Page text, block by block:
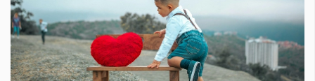
Wine&Dine
Подкасти
Мода
Dialogue
Изкуство
Условия за
ползване
За нас
Реклама
Политика за